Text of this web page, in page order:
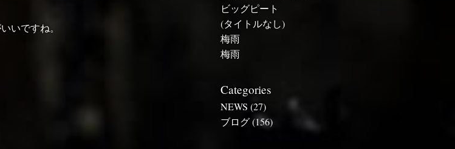
いですね。
ビッグピート
(タイトルなし)
梅雨
梅雨
Categories
NEWS (27)
ブログ(156)